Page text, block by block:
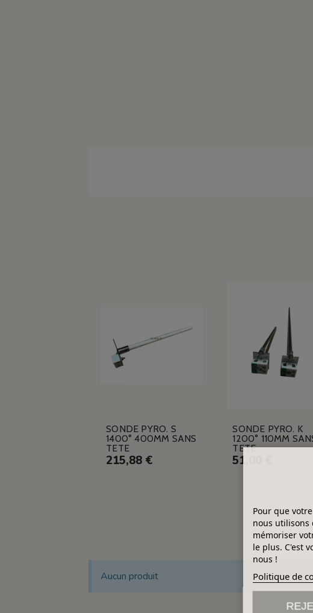
SONDE PYRO. S
1400° 400MM SANS
TETE
215,88 €
SONDE PYRO. K
1200° 110MM
TETE
51,00 €
Aucun produit
Pour que
nous utilisons
mémoriser
le plus. C'est
nous !
Politique de